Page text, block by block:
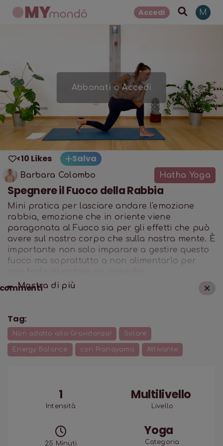
Accedi M
Abbonati oAccedi
<10 Likes Salva
Barbara Colombo Hatha Yoga
Spegnere il Fuoco della Rabbia
Mini pratica per lasciare andare l'emozione
rabbia, emozione che in oriente viene
paragonata al Fuoco sia per gli effetti che può
avere sul nostro corpo che sulla nostra mente. È
importante non solo imparare a gestire questo
fuoco ma soprattutto a non alimentarlo per
Mostra di più
Tag:
Non adatto alla Gravidanza! Solare
Energy Balance con Pranayama Attivante
1
Intensità
Multilivello
Livello
25 Minuti
Yoga
Categoria